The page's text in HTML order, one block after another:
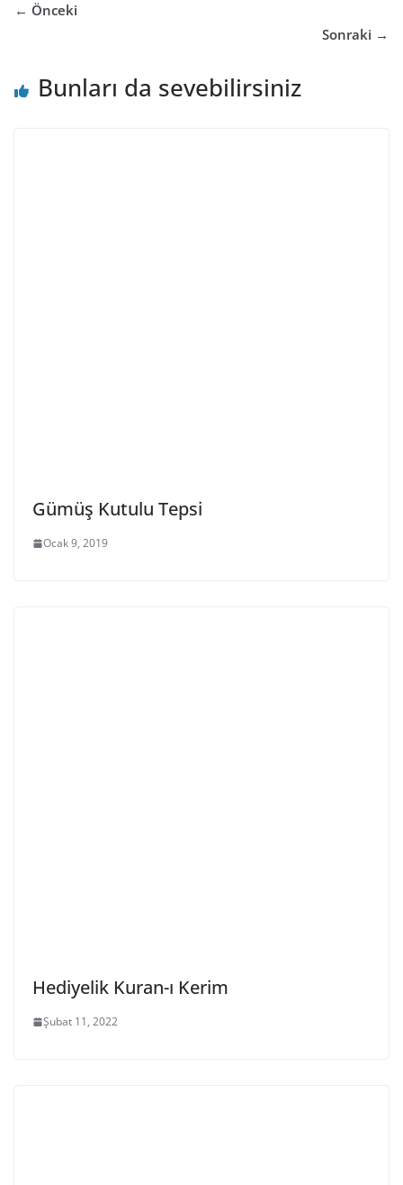
← Önceki
Sonraki →
Bunları da sevebilirsiniz
Gümüş Kutulu Tepsi
Ocak 9, 2019
Hediyelik Kuran-ı Kerim
Şubat 11, 2022